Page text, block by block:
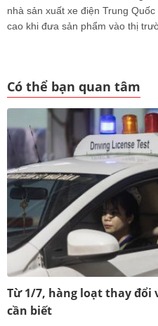
nhà sản xuất xe điện Trung
cao khi đưa sản phẩm vào thị
Có thể bạn quan tâm
Từ 1/7, hàng loạt thay đổi
cần biết